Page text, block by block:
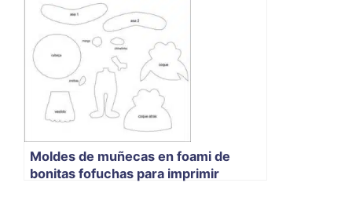
Moldes de muñecas en foami de
bonitas fofuchas para imprimir